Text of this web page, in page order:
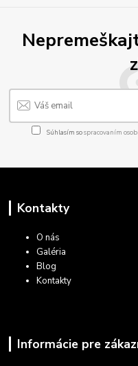
Súhlasím sospracovaním
Kontakty
O nás
Galéria
Blog
Kontakty
Informácie pre